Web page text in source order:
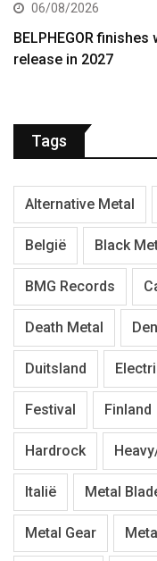
06/08/2026
BELPHEGOR
release in 2027
Tags
Alternative Metal
België Black
BMG Records
Death Metal
Duitsland
Festival Finland
Hardrock
Italië Metal
Metal Gear